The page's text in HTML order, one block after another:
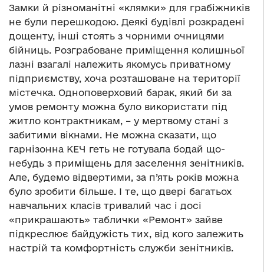
Замки й різноманітні «клямки» для грабіжників
не були перешкодою. Деякі будівлі розкрадені
дощенту, інші стоять з чорними очницями
бійниць. Розграбоване приміщення колишньої
лазні взагалі належить якомусь приватному
підприємству, хоча розташоване на території
містечка. Одноповерховий барак, який би за
умов ремонту можна було використати під
житло контрактникам, – у мертвому стані з
забитими вікнами. Не можна сказати, що
гарнізонна КЕЧ геть не готувала бодай що-
небудь з приміщень для заселення зенітників.
Але, будемо відвертими, за п’ять років можна
було зробити більше. І те, що двері багатьох
навчальних класів тривалий час і досі
«прикрашають» таблички «Ремонт» зайве
підкреслює байдужість тих, від кого залежить
настрій та комфортність служби зенітників.